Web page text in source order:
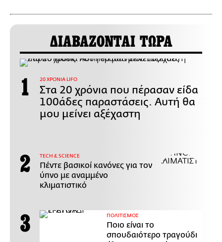
ΔΙΑΒΑΖΟΝΤΑΙ ΤΩΡΑ
20 ΧΡΟΝΙΑ LIFO
Στα 20 χρόνια που πέρασαν είδα
100άδες παραστάσεις. Αυτή θα
μου μείνει αξέχαστη
ΤECH & SCIENCE
Πέντε βασικοί κανόνες για τον
ύπνο με αναμμένο
κλιματιστικό
ΠΟΛΙΤΙΣΜΟΣ
Ποιο είναι το
σπουδαιότερο τραγούδι